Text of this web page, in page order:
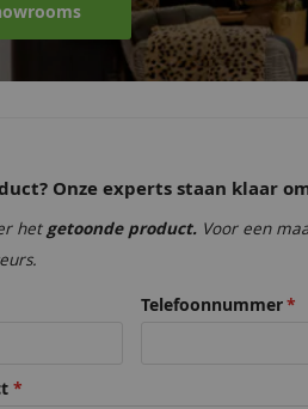
Onze experts staan klaar
het getoonde product. Voor een
Telefoonnummer